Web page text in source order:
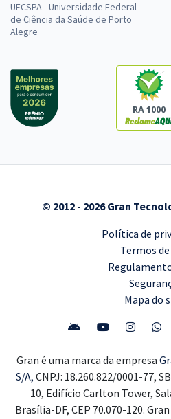
UFCSPA - Universidade Federal
de Ciência da Saúde de Porto
Alegre
RA 1000
© 2012 - 2026 Gran
Política de
Termos
Mapa do
Gran é uma marca da empresa
S/A, CNPJ: 18.260.822/0001-77,
10, Edifício Carlton Tower,
Brasília-DF, CEP 70.070-120.